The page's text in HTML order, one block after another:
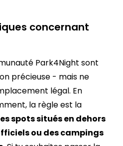
concernant
Park4Night sont
précieuse - mais ne
légal. En
la règle est la
spots situés en dehors
ou des campings